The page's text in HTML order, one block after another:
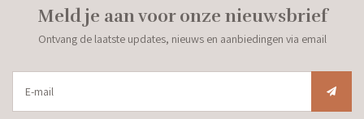
Meld je aan voor onze nieuwsbrief
Ontvang de laatste updates, nieuws en aanbiedingen via email